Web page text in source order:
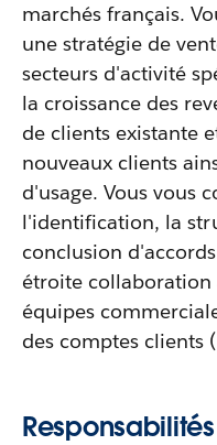
marchés français.
une stratégie de
secteurs d'activité
la croissance des
de clients existante
nouveaux clients
d'usage. Vous vous
l'identification, la
conclusion
étroite collaboration
équipes
des comptes clients (